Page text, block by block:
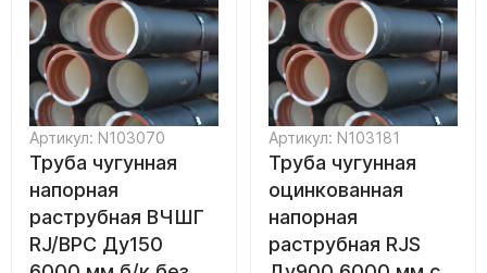
Артикул: N103070
Труба чугунная
напорная
раструбная ВЧШГ
RJ/ВРС Ду150
Артикул: N103181
Труба чугунная
оцинкованная
напорная
раструбная RJS